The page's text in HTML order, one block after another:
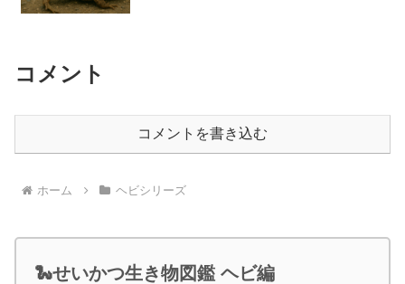
コメント
コメントを書き込む
ホーム ヘビシリーズ
🐍せいかつ生き物図鑑 ヘビ編